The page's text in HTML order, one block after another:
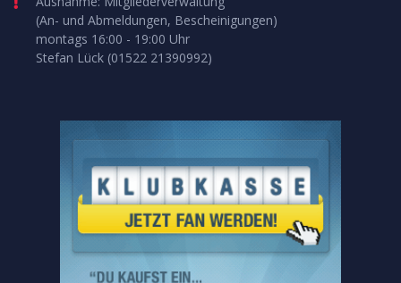
(An- und Abmeldungen, Bescheinigungen)
montags 16:00 - 19:00 Uhr
Stefan Lück (01522 21390992)